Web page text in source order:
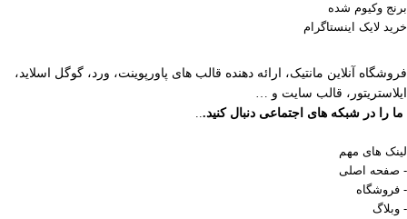
برنج وکیوم شده
خرید لایک اینستاگرام
فروشگاه آنلاین مانتیک، ارائه دهنده قالب های پاورپوینت، ورد، گوگل اسلاید،
ایلاستریتور، قالب سایت و …
ما را در شبکه های اجتماعی دنبال کنید...
لینک های مهم
- صفحه اصلی
- فروشگاه
- وبلاگ